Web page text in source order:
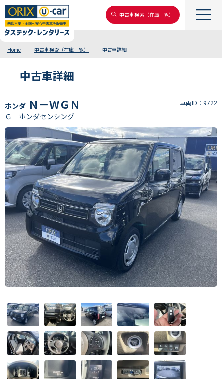
中古車検索（在庫一覧）
Home 中古車検索（在庫一覧） 中古車詳細
中古車詳細
ホンダ Ｎ－ＷＧＮ
Ｇ ホンダセンシング
車両ID：9722